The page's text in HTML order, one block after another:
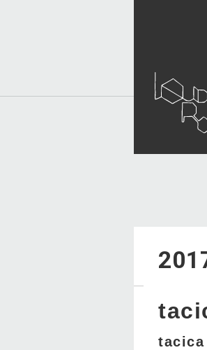
tacica